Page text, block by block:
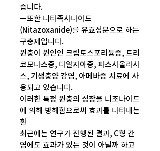
습니다.
ㅡ또한 니타족사나이드
(Nitazoxanide)를 유효성분으로 하는
구충제입니다.
원충이 원인인 크립토스포리듐증, 트리
코모나스증, 디알지아증, 파스시올라시
스, 기생충양 감염, 아메바증 치료에 사
용되고 있습니다.
이러한 특정 원충의 성장을 니조나이드
에 의해 방해함으로써 효과를 나타내는
환
최근에는 연구가 진행된 결과, C형 간
염에도 효과가 있는 것이 아닐까 하고